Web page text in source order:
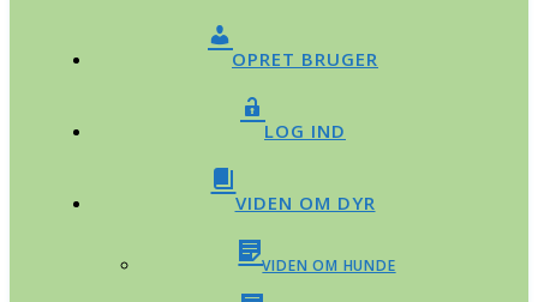
OPRET BRUGER
LOG IND
VIDEN OM DYR
VIDEN OM HUNDE